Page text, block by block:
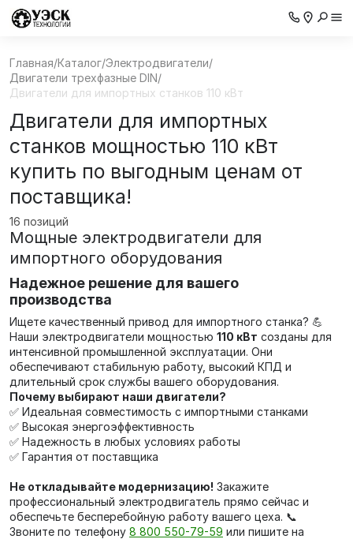
Главная/Каталог/Электродвигатели/
Двигатели трехфазные DIN/
Двигатели для импортных станков 110 кВт
Двигатели для импортных
станков мощностью 110 кВт
купить по выгодным ценам от
поставщика!
16 позиций
Мощные электродвигатели для
импортного оборудования
Надежное решение для вашего
производства
Ищете качественный привод для импортного станка? 💪
Наши электродвигатели мощностью 110 кВт созданы для
интенсивной промышленной эксплуатации. Они
обеспечивают стабильную работу, высокий КПД и
длительный срок службы вашего оборудования.
Почему выбирают наши двигатели?
✅ Идеальная совместимость с импортными станками
✅ Высокая энергоэффективность
✅ Надежность в любых условиях работы
✅ Гарантия от поставщика
Не откладывайте модернизацию! Закажите
профессиональный электродвигатель прямо сейчас и
обеспечьте бесперебойную работу вашего цеха. 📞
Звоните по телефону 8 800 550-79-59 или пишите на